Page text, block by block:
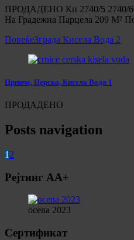
ПРОДАДЕНО Кп 2740/5 2740/6
На Градежна Парцела 209 М²
ПовеќеЗграда Кисела Вода 2
Црниче, Церска, Кисела Вода 1
ПРОДАДЕНО
Posts navigation
1 2
Рејтинг АА+
ocena 2023
Сертификат